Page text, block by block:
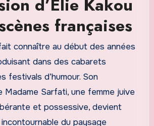
d’Élie Kakou
françaises
connaître au début des années
dans des cabarets
festivals d’humour. Son
Madame Sarfati, une femme juive
et possessive, devient
du paysage